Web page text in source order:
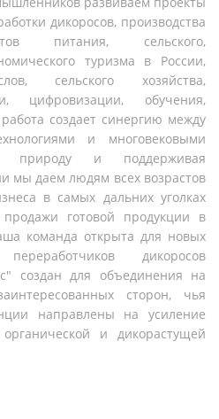
дикоросов, производства
питания, сельского,
туризма в России,
сельского хозяйства,
цифровизации, обучения,
создает синергию между
и многовековыми
природу и поддерживая
мы даем людям всех возрастов
в самых дальних уголках
готовой продукции в
команда открыта для новых
дикоросов
создан для объединения на
сторон, чья
направлены на усиление
и дикорастущей